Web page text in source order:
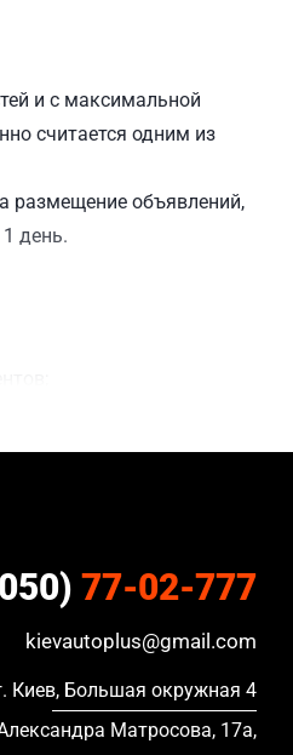
и с максимальной
считается одним из
размещение объявлений,
1 день.
77-02-777
kievautoplus@gmail.com
Киев, Большая окружная 4
Матросова, 17а,